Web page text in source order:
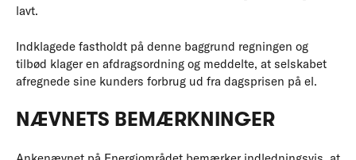
lavt.
Indklagede fastholdt på denne baggrund regningen og
tilbød klager en afdragsordning og meddelte, at selskabet
afregnede sine kunders forbrug ud fra dagsprisen på el.
NÆVNETS BEMÆRKNINGER